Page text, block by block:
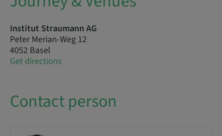
Institut Straumann AG
Peter Merian-Weg 12
4052 Basel
Get directions
Contact person